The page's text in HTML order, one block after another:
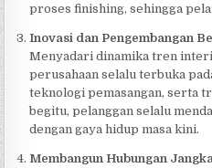
proses finishing, sehingga
Inovasi dan Pengembangan
Menyadari dinamika tren
perusahaan selalu terbuka
teknologi pemasangan, serta
begitu, pelanggan selalu
dengan gaya hidup masa kini.
Membangun Hubungan